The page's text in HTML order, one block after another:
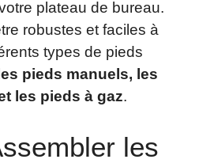
plateau de bureau.
robustes et faciles à
types de pieds
les pieds manuels, les
les pieds à gaz.
les